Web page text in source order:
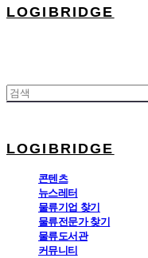
LOGIBRIDGE
LOGIBRIDGE
콘텐츠
뉴스레터
물류기업 찾기
물류전문가 찾기
물류도서관
커뮤니티